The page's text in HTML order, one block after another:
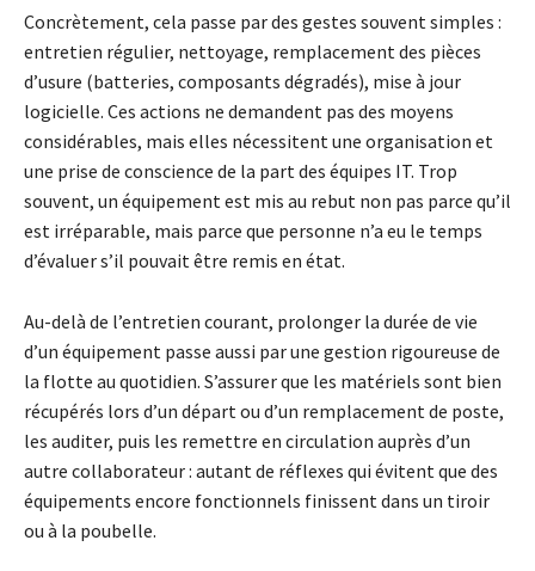
Concrètement, cela passe par des gestes souvent simples :
entretien régulier, nettoyage, remplacement des pièces
d’usure (batteries, composants dégradés), mise à jour
logicielle. Ces actions ne demandent pas des moyens
considérables, mais elles nécessitent une organisation et
une prise de conscience de la part des équipes IT. Trop
souvent, un équipement est mis au rebut non pas parce qu’il
est irréparable, mais parce que personne n’a eu le temps
d’évaluer s’il pouvait être remis en état.
Au-delà de l’entretien courant, prolonger la durée de vie
d’un équipement passe aussi par une gestion rigoureuse de
la flotte au quotidien. S’assurer que les matériels sont bien
récupérés lors d’un départ ou d’un remplacement de poste,
les auditer, puis les remettre en circulation auprès d’un
autre collaborateur : autant de réflexes qui évitent que des
équipements encore fonctionnels finissent dans un tiroir
ou à la poubelle.